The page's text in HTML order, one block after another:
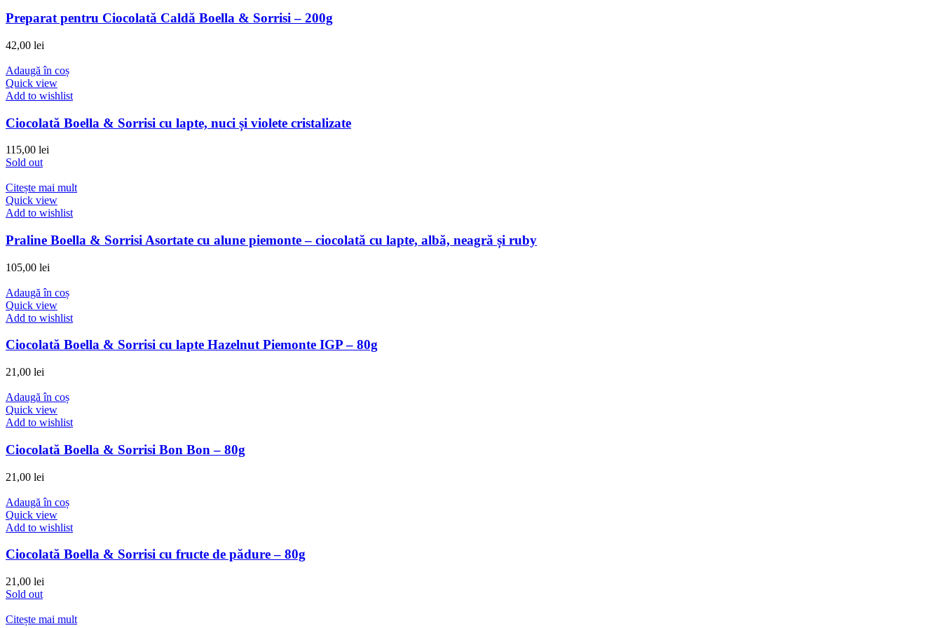
Preparat pentru Ciocolată Caldă Boella & Sorrisi – 200g
42,00 lei
Adaugă în coș
Quick view
Add to wishlist
Ciocolată Boella & Sorrisi cu lapte, nuci și violete cristalizate
115,00 lei
Sold out
Citește mai mult
Quick view
Add to wishlist
Praline Boella & Sorrisi Asortate cu alune piemonte – ciocolată cu lapte, albă, neagră și ruby
105,00 lei
Adaugă în coș
Quick view
Add to wishlist
Ciocolată Boella & Sorrisi cu lapte Hazelnut Piemonte IGP – 80g
21,00 lei
Adaugă în coș
Quick view
Add to wishlist
Ciocolată Boella & Sorrisi Bon Bon – 80g
21,00 lei
Adaugă în coș
Quick view
Add to wishlist
Ciocolată Boella & Sorrisi cu fructe de pădure – 80g
21,00 lei
Sold out
Citește mai mult